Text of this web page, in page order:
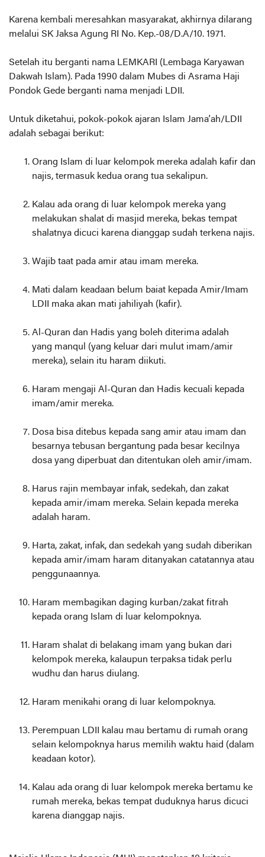
Karena kembali meresahkan masyarakat, akhirnya dilarang
melalui SK Jaksa Agung RI No. Kep.-08/D.A/10. 1971.
Setelah itu berganti nama LEMKARI (Lembaga Karyawan
Dakwah Islam). Pada 1990 dalam Mubes di Asrama Haji
Pondok Gede berganti nama menjadi LDII.
Untuk diketahui, pokok-pokok ajaran Islam Jama’ah/LDII
adalah sebagai berikut:
Orang Islam di luar kelompok mereka adalah kafir dan
najis, termasuk kedua orang tua sekalipun.
Kalau ada orang di luar kelompok mereka yang
melakukan shalat di masjid mereka, bekas tempat
shalatnya dicuci karena dianggap sudah terkena najis.
Wajib taat pada amir atau imam mereka.
Mati dalam keadaan belum baiat kepada Amir/Imam
LDII maka akan mati jahiliyah (kafir).
Al-Quran dan Hadis yang boleh diterima adalah
yang manqul
(yang keluar dari mulut imam/amir
mereka), selain itu haram diikuti.
Haram mengaji Al-Quran dan Hadis kecuali kepada
imam/amir mereka.
Dosa bisa ditebus kepada sang amir atau imam dan
besarnya tebusan bergantung pada besar kecilnya
dosa yang diperbuat dan ditentukan oleh amir/imam.
Harus rajin membayar infak, sedekah, dan zakat
kepada amir/imam mereka. Selain kepada mereka
adalah haram.
Harta, zakat, infak, dan sedekah yang sudah diberikan
kepada amir/imam haram ditanyakan catatannya atau
penggunaannya.
Haram membagikan daging kurban/zakat fitrah
kepada orang Islam di luar kelompoknya.
Haram shalat di belakang imam yang bukan dari
kelompok mereka, kalaupun terpaksa tidak perlu
wudhu dan harus diulang.
Haram menikahi orang di luar kelompoknya.
Perempuan LDII kalau mau bertamu di rumah orang
selain kelompoknya harus memilih waktu haid (dalam
keadaan kotor).
Kalau ada orang di luar kelompok mereka bertamu ke
rumah mereka, bekas tempat duduknya harus dicuci
karena dianggap najis.